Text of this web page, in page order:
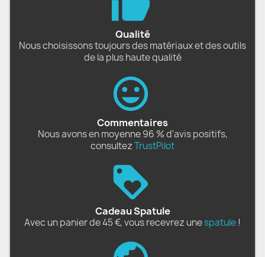
Qualité
Nous choisissons toujours des matériaux et des outils
de la plus haute qualité
Commentaires
Nous avons en moyenne 96 % d'avis positifs,
consultezTrustPilot
Cadeau Spatule
Avec un panier de 45 €, vous recevrez unespatule !